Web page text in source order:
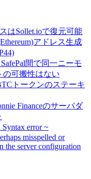
はSollet.ioで復元可能
アドレス生成
間で同一ニーモ
の可搬性はない
トークンのステーキ
Financeのサーバダ
error ~
misspelled or
the server configuration